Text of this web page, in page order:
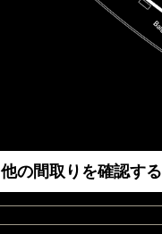
他の間取りを確認する